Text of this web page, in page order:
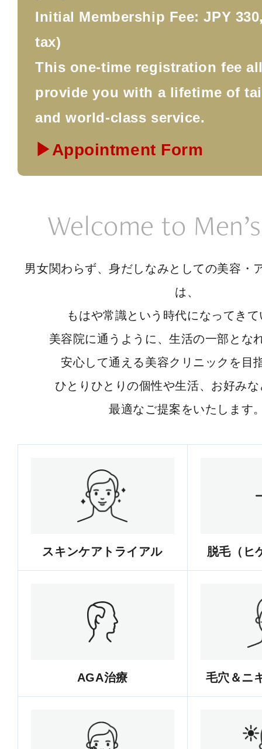
Initial Membership Fee: JPY
tax)
This one-time registration fee
provide you with a lifetime of
and world-class service.
▶Appointment Form
Welcome to
男女関わらず、身だしなみとしての美容・
は、
もはや常識という時代になってき
美容院に通うように、生活の一部とな
安心して通える美容クリニックを目
ひとりひとりの個性や生活、お好み
最適なご提案をいたします
スキンケアトライアル 脱毛（ヒ
AGA治療 毛穴＆ニ